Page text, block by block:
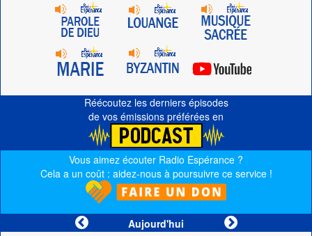
Réécoutez les derniers épisodes
de vos émissions préférées en
Vous aimez écouter Radio Espérance ?
Cela a un coût : aidez-nous à poursuivre ce service !
Aujourd'hui